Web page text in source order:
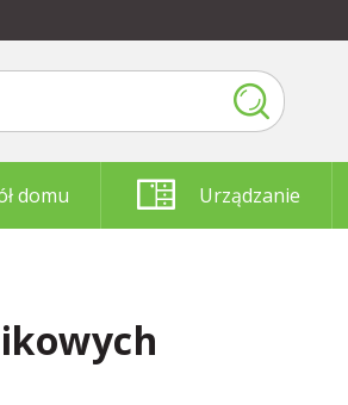
domu Urządzanie